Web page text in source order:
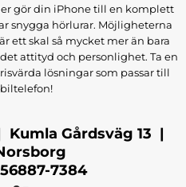
Din Pålitliga
utbudet av Lightning-
Themobilestore och
att vara din pålitliga
och Skydd
gör din iPhone till en komplett
snygga hörlurar. Möjligheterna
ett skal så mycket mer än bara
attityd och personlighet. Ta en
lösningar som passar till
Gårdsväg 13 |
7384